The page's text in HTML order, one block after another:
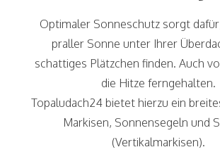
Optimaler Sonneschutz sorgt
praller Sonne unter Ihrer
schattiges Plätzchen finden. Auch
die Hitze ferngehalten.
Topaludach24 bietet hierzu ein
Markisen, Sonnensegeln und
(Vertikalmarkisen).